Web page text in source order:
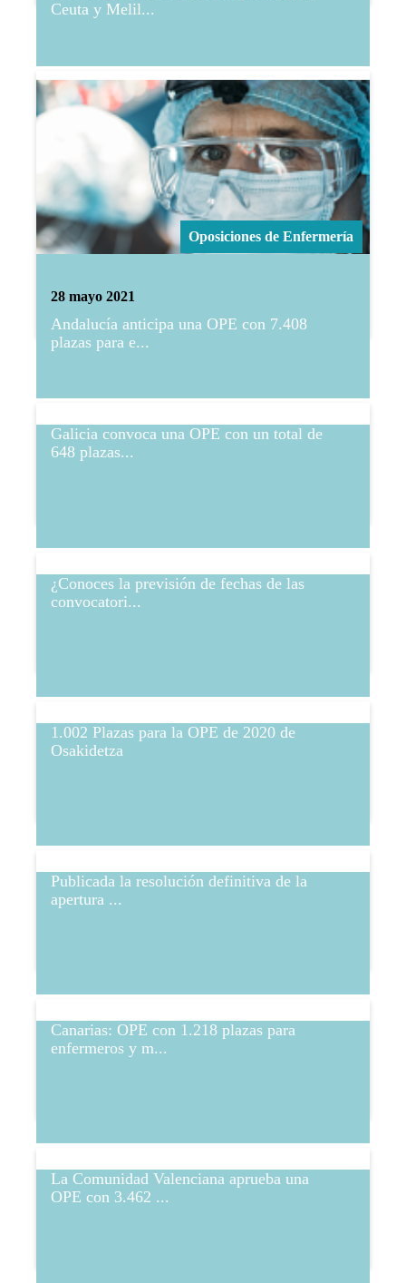
Ceuta y Melil...
28 mayo 2021
Oposiciones de Enfermería
Andalucía anticipa una OPE con 7.408
plazas para e...
Galicia convoca una OPE con un total de
648 plazas...
¿Conoces la previsión de fechas de las
convocatori...
1.002 Plazas para la OPE de 2020 de
Osakidetza
Publicada la resolución definitiva de la
apertura ...
Canarias: OPE con 1.218 plazas para
enfermeros y m...
La Comunidad Valenciana aprueba una
OPE con 3.462 ...